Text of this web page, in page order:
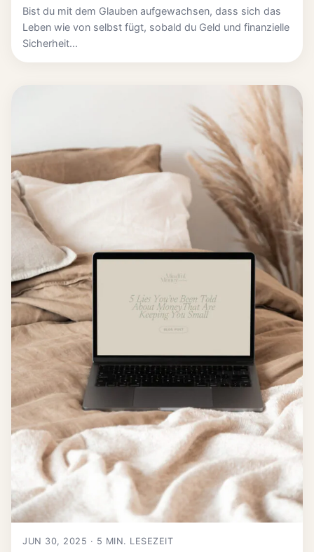
Bist du mit dem Glauben aufgewachsen, dass sich das
Leben wie von selbst fügt, sobald du Geld und finanzielle
Sicherheit...
JUN 30, 2025 · 5 MIN. LESEZEIT